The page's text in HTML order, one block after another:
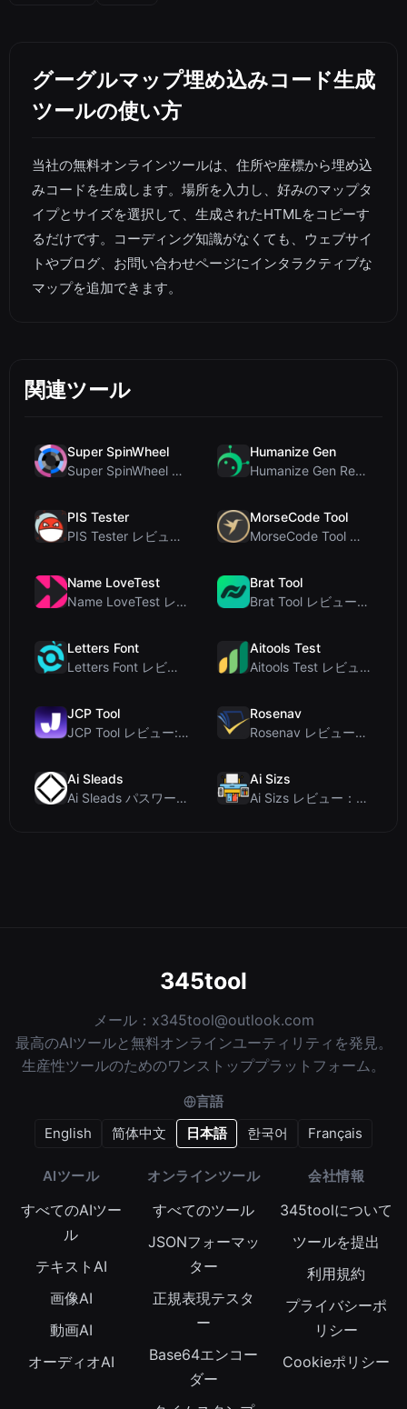
グーグルマップ埋め込みコード生成
ツールの使い方
当社の無料オンラインツールは、住所や座標から埋め込
みコードを生成します。場所を入力し、好みのマップタ
イプとサイズを選択して、生成されたHTMLをコピーす
るだけです。コーディング知識がなくても、ウェブサイ
トやブログ、お問い合わせページにインタラクティブな
マップを追加できます。
関連ツール
Super SpinWheel
Super SpinWheel レビュー：プライバシー最優先の無料ホイールスピナーでランダム抽選
Humanize Gen
Humanize Gen Review: A Deep Dive into This Free AI...
PIS Tester
PIS Tester レビュー：偽の友達を暴く、AI完全排除の友情クイズ
MorseCode Tool
MorseCode Tool レビュー：音声と光を備えた無料オンラインテキスト⇔モールス信号変換ツー...
Name LoveTest
Name LoveTest レビュー：プライバシー重視で画像を共有できる恋愛相性計算ツール
Brat Tool
Brat Tool レビュー：無料のCharli XCX風Bratテキスト生成ツール
Letters Font
Letters Font レビュー：Instagramなどで使える無料Unicodeフォントジェネレ...
Aitools Test
Aitools Test レビュー：無料ブラウザベースのAI検出器、トークンカウンター、コスト見積も...
JCP Tool
JCP Tool レビュー: JSON、CSV、YAML、XML対応の無料クライアントサイドデータ変...
Rosenav
Rosenav レビュー：無料オンラインコサイン類似度チェッカー＆テキスト差分ツール
Ai Sleads
Ai Sleads パスワード強度チェッカーレビュー：ゼロアップロード、リアルタイムエントロピー分析
Ai Sizs
Ai Sizs レビュー：無料でプライベートな画像類似度比較・ぼけ検出ツール
345tool
メール： x345tool@outlook.com
最高のAIツールと無料オンラインユーティリティを発見。
生産性ツールのためのワンストッププラットフォーム。
言語
English
简体中文 日本語 한국어 Français
AIツール
すべてのAIツー
ル
テキストAI
画像AI
動画AI
オーディオAI
オンラインツール
すべてのツール
JSONフォーマッ
ター
正規表現テスタ
ー
Base64エンコー
ダー
会社情報
345toolについて
ツールを提出
利用規約
プライバシーポ
リシー
Cookieポリシー